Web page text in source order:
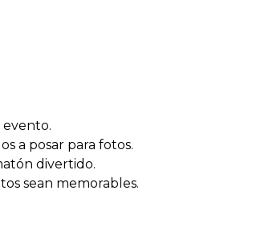
a posar para fotos.
divertido.
sean memorables.